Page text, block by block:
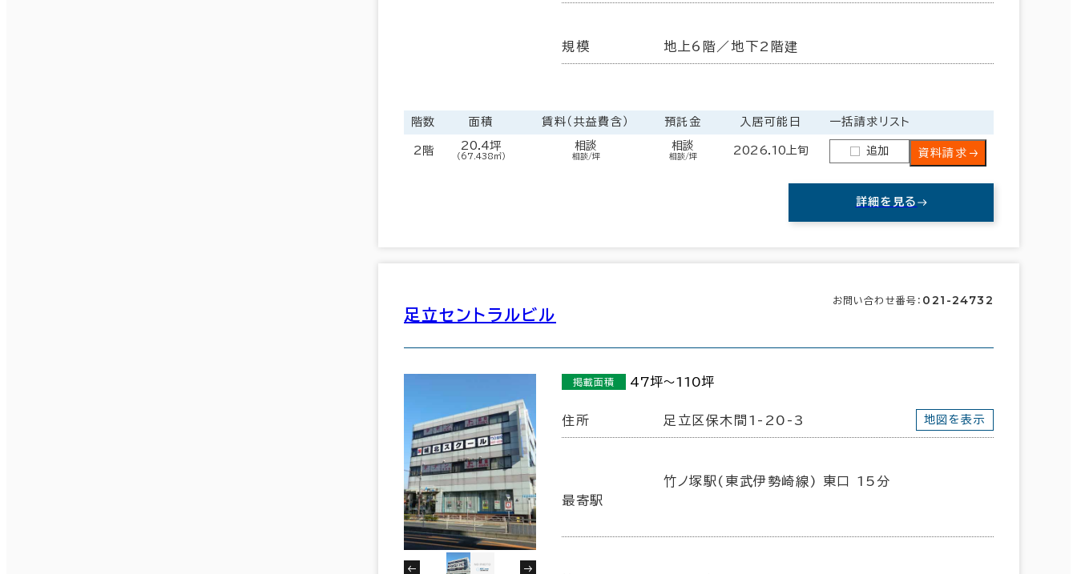
規模 地上6階／地下2階建
階数 面積 賃料（共益費含） 預託金 入居可能日 一括請求リスト
2階 20.4坪
（67.438㎡）
相談
相談/坪
相談
相談/坪 2026.10上旬 追加 資料請求
詳細を見る
足立セントラルビル
お問い合わせ番号： 021-24732
掲載面積 47坪～110坪
住所 足立区保木間1-20-3 地図を表示
最寄駅
竹ノ塚駅(東武伊勢崎線) 東口 15分
10室(9棟)
この条件で検索する
10室(9棟)
この条件で検索する